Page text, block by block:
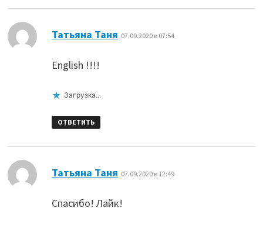
Татьяна Таня 07.09.2020 в 07:54
English !!!!
Загрузка...
ОТВЕТИТЬ
Татьяна Таня 07.09.2020 в 12:49
Спасибо! Лайк!